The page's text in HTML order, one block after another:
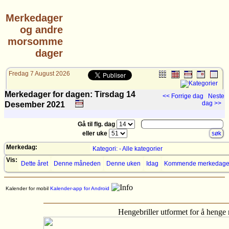
Merkedager
og andre
morsomme
dager
Fredag 7 August 2026
Merkedager for dagen: Tirsdag 14
Desember 2021
<< Forrige dag
Neste
dag >>
Gå til flg. dag
eller uke
Merkedag:
Kategori: - Alle kategorier
Vis:
Dette året Denne måneden Denne uken Idag Kommende
Kalender for mobil Kalender-app for Android
Hengebriller utformet for å henge